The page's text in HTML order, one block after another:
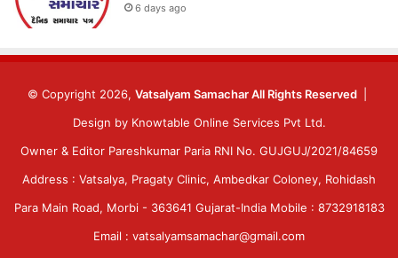
6 days ago
© Copyright 2026, Vatsalyam Samachar All Rights Reserved
Design by Knowtable Online Services Pvt Ltd.
Owner & Editor Pareshkumar Paria RNI No. GUJGUJ/2021/84659
Address : Vatsalya, Pragaty Clinic, Ambedkar Coloney, Rohidash
Para Main Road, Morbi - 363641 Gujarat-India Mobile : 8732918183
Email : vatsalyamsamachar@gmail.com